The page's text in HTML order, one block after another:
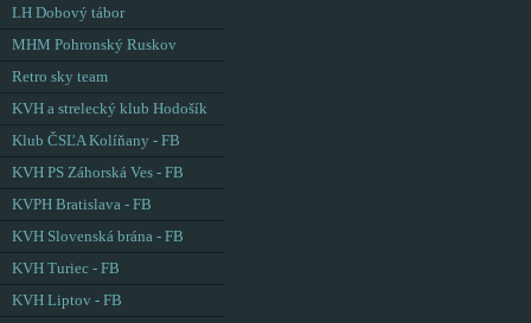
LH Dobový tábor
MHM Pohronský Ruskov
Retro sky team
KVH a strelecký klub Hodošík
Klub ČSĽA Kolíňany - FB
KVH PS Záhorská Ves - FB
KVPH Bratislava - FB
KVH Slovenská brána - FB
KVH Turiec - FB
KVH Liptov - FB